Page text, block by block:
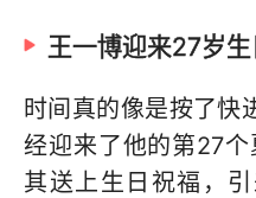
王一博迎来27岁生
时间真的像是按了快
经迎来了他的第27
其送上生日祝福，